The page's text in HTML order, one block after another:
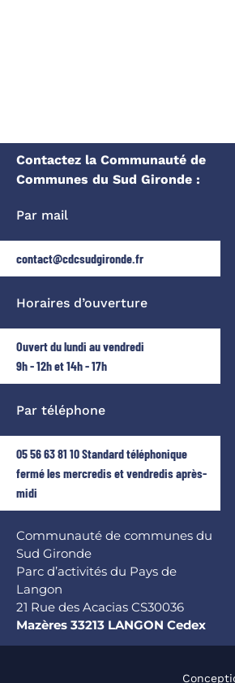
Contactez la Communauté de
Communes du Sud Gironde :
Par mail
contact@cdcsudgironde.fr
Horaires d’ouverture
Ouvert du lundi au vendredi
9h - 12h et 14h - 17h
Par téléphone
05 56 63 81 10 Standard téléphonique
fermé les mercredis et vendredis après-
midi
Communauté de communes du
Sud Gironde
Parc d’activités du Pays de
Langon
21 Rue des Acacias CS30036
Mazères 33213 LANGON Cedex